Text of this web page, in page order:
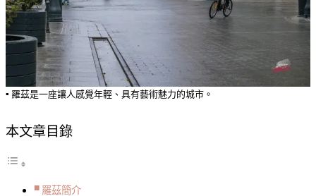
▪️ 羅茲是一座讓人感覺年輕、具有藝術魅力的城市。
本文章目錄
羅茲簡介